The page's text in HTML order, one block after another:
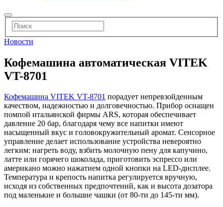
Новости
Кофемашина автоматическая VITEK
VT-8701
Кофемашина VITEK VT-8701 порадует непревзойденным
качеством, надежностью и долговечностью. Прибор оснащен
помпой итальянской фирмы ARS, которая обеспечивает
давление 20 бар, благодаря чему все напитки имеют
насыщенный вкус и головокружительный аромат. Сенсорное
управление делает использование устройства невероятно
легким: нагреть воду, взбить молочную пену для капучино,
латте или горячего шоколада, приготовить эспрессо или
американо можно нажатием одной кнопки на LED-дисплее.
Температура и крепость напитка регулируется вручную,
исходя из собственных предпочтений, как и высота дозатора
под маленькие и большие чашки (от 80-ти до 145-ти мм).